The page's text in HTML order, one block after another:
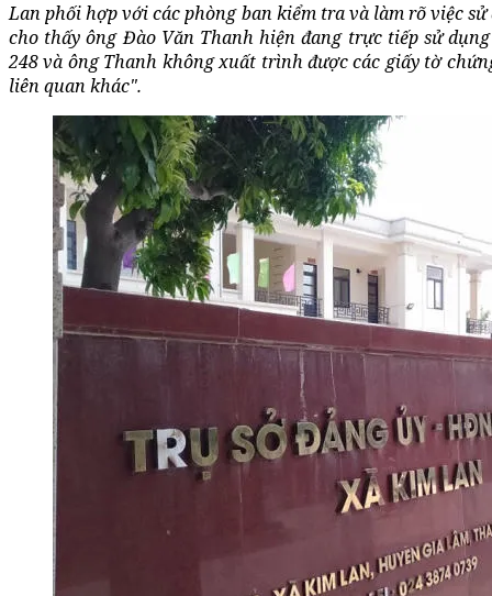
Lan phối hợp với các phòng ban kiểm tra và làm rõ việc
cho thấy ông Đào Văn Thanh hiện đang trực tiếp sử
248 và ông Thanh không xuất trình được các giấy tờ
liên quan khác".